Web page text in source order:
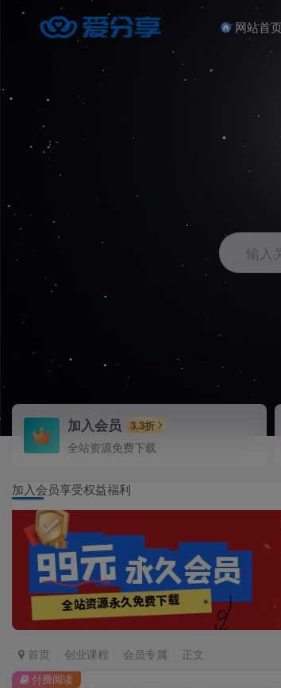
网站首页
输入
加入会员 3.3折
全站资源免费下载
加入会员享受权益福利
首页 创业课程 会员专属 正文
付费阅读